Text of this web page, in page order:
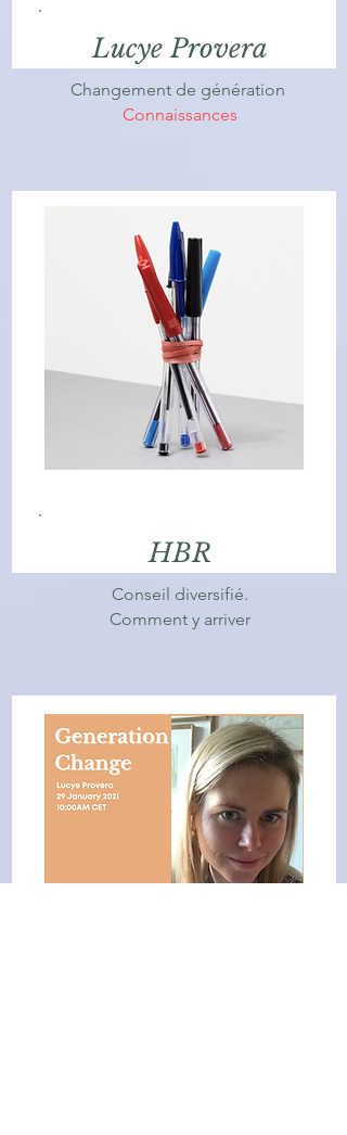
Lucye Provera
Changement de génération
Connaissances
HBR
Conseil diversifié.
Comment y arriver